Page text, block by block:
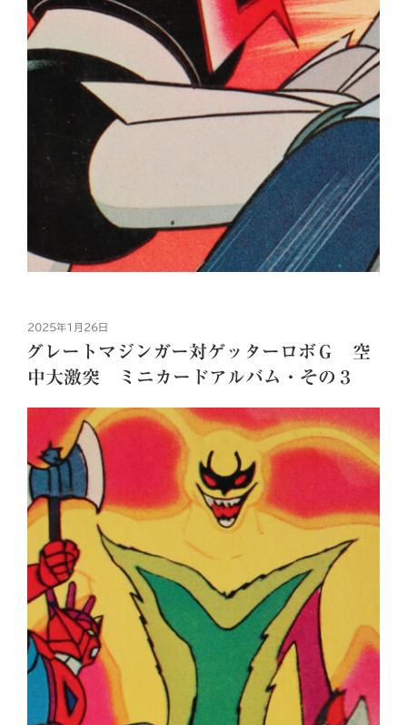
投
稿
日:
2025年1月26日
グレートマジンガー対ゲッターロボＧ 空
中大激突 ミニカードアルバム・その３